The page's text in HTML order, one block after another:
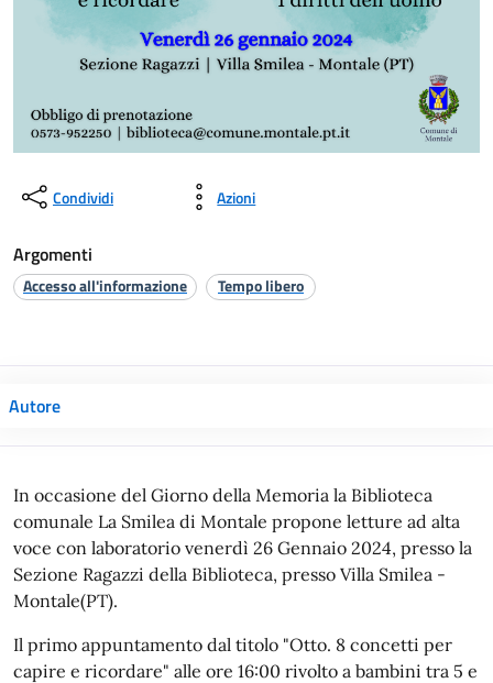
Condividi Azioni
Argomenti
Accesso all'informazione Tempo libero
Autore
In occasione del Giorno della Memoria la Biblioteca
comunale La Smilea di Montale propone letture ad alta
voce con laboratorio venerdì 26 Gennaio 2024, presso la
Sezione Ragazzi della Biblioteca, presso Villa Smilea -
Montale(PT).
Il primo appuntamento dal titolo "Otto. 8 concetti per
capire e ricordare" alle ore 16:00 rivolto a bambini tra 5 e